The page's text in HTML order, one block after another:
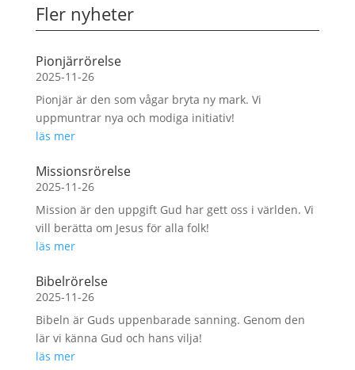
Fler nyheter
Pionjärrörelse
2025-11-26
Pionjär är den som vågar bryta ny mark. Vi
uppmuntrar nya och modiga initiativ!
läs mer
Missionsrörelse
2025-11-26
Mission är den uppgift Gud har gett oss i världen. Vi
vill berätta om Jesus för alla folk!
läs mer
Bibelrörelse
2025-11-26
Bibeln är Guds uppenbarade sanning. Genom den
lär vi känna Gud och hans vilja!
läs mer